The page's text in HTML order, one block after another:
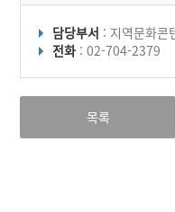
담당부서 : 지역문화콘
전화 : 02-704-2379
목록